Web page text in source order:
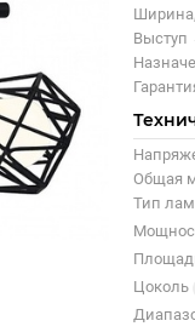
Выступ
Общая
Тип
Цоколь